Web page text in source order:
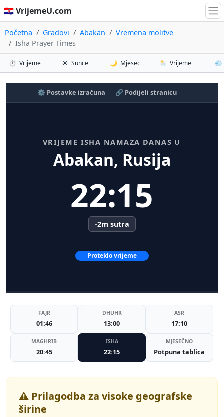
🇭🇷 VrijemeU.com
Početna Gradovi Abakan
Vremena molitve
Isha Prayer Times
⏱️ Vrijeme ☀️ Sunce 🌙 Mjesec 🌦️ Vrijeme 💨
⚙️ Postavke izračuna 🔗 Podijeli stranicu
VRIJEME ISHA NAMAZA DANAS U
Abakan, Rusija
22:15
-2m sutra
Proteklo vrijeme
FAJR
01:46
DHUHR
13:00
ASR
17:10
MAGHRIB
20:45
ISHA
22:15
MJESEČNO
Potpuna tablica
⚠️ Prilagodba za visoke geografske
širine